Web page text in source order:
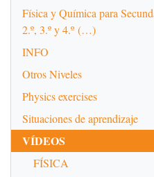
Física y Química para
2.º, 3.º y 4.º (…)
INFO
Otros Niveles
Physics exercises
Situaciones de aprendizaje
VÍDEOS
FÍSICA